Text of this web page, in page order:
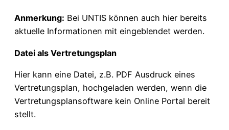
Anmerkung: Bei UNTIS können auch hier bereits
aktuelle Informationen mit eingeblendet werden.
Datei als Vertretungsplan
Hier kann eine Datei, z.B. PDF Ausdruck eines
Vertretungsplan, hochgeladen werden, wenn die
Vertretungsplansoftware kein Online Portal bereit
stellt.